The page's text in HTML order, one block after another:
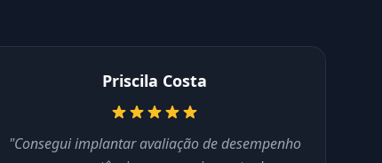
Priscila Costa
"Consegui implantar avaliação de desempenho